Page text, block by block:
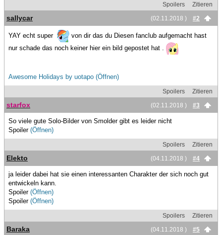
Spoilers
Zitieren
(02.11.2018 )
#2
sallycar
YAY echt super
von dir das du Diesen fanclub aufgemacht hast
nur schade das noch keiner hier ein bild gepostet hat .
Awesome Holidays by uotapo (Öffnen)
Spoilers
Zitieren
(02.11.2018 )
#3
starfox
So viele gute Solo-Bilder von Smolder gibt es leider nicht
Spoiler (Öffnen)
Spoilers
Zitieren
(04.11.2018 )
#4
Elekto
ja leider dabei hat sie einen interessanten Charakter der sich noch gut
entwickeln kann.
Spoiler (Öffnen)
Spoiler (Öffnen)
Spoilers
Zitieren
(04.11.2018 )
#5
Baraka